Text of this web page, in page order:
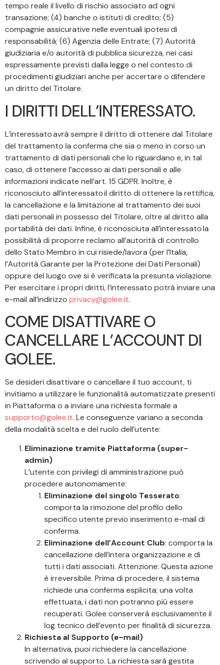
tempo reale il livello di rischio associato ad ogni
transazione; (4) banche o istituti di credito; (5)
compagnie assicurative nelle eventuali ipotesi di
responsabilità; (6) Agenzia delle Entrate; (7) Autorità
giudiziaria e/o autorità di pubblica sicurezza, nei casi
espressamente previsti dalla legge o nel contesto di
procedimenti giudiziari anche per accertare o difendere
un diritto del Titolare.
I DIRITTI DELL’INTERESSATO.
L’interessato avrà sempre il diritto di ottenere dal Titolare
del trattamento la conferma che sia o meno in corso un
trattamento di dati personali che lo riguardano e, in tal
caso, di ottenere l’accesso ai dati personali e alle
informazioni indicate nell’art. 15 GDPR. Inoltre, è
riconosciuto all’interessato il diritto di ottenere la rettifica,
la cancellazione e la limitazione al trattamento dei suoi
dati personali in possesso del Titolare, oltre al diritto alla
portabilità dei dati. Infine, è riconosciuta all’interessato la
possibilità di proporre reclamo all’autorità di controllo
dello Stato Membro in cui risiede/lavora (per l’Italia,
l’Autorità Garante per la Protezione dei Dati Personali)
oppure del luogo ove si è verificata la presunta violazione.
Per esercitare i propri diritti, l’interessato potrà inviare una
e-mail all’indirizzo privacy@golee.it.
COME DISATTIVARE O
CANCELLARE L’ACCOUNT DI
GOLEE.
Se desideri disattivare o cancellare il tuo account, ti
invitiamo a utilizzare le funzionalità automatizzate presenti
in Piattaforma o a inviare una richiesta formale a
supporto@golee.it. Le conseguenze variano a seconda
della modalità scelta e del ruolo dell’utente:
Eliminazione tramite Piattaforma (super-
admin)
L’utente con privilegi di amministrazione può
procedere autonomamente:
Eliminazione del singolo Tesserato:
comporta la rimozione del profilo dello
specifico utente previo inserimento e-mail di
conferma.
Eliminazione dell’Account Club: comporta la
cancellazione dell’intera organizzazione e di
tutti i dati associati. Attenzione: Questa azione
è irreversibile. Prima di procedere, il sistema
richiede una conferma esplicita; una volta
effettuata, i dati non potranno più essere
recuperati. Golee conserverà esclusivamente il
log tecnico dell’evento per finalità di sicurezza.
Richiesta al Supporto (e-mail)
In alternativa, puoi richiedere la cancellazione
scrivendo al supporto. La richiesta sarà gestita